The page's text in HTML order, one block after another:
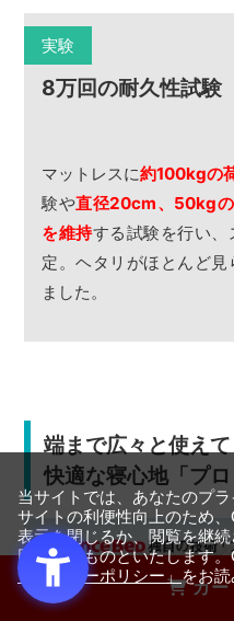
カー
実験
8万回の耐久性試験
マットレスに約100kgの
験や直径20cm、50kg
を維持する試験を行い
定。ヘタリがほとんど
ました。
端まで広々と使え
快適な寝心地「プ
当サイトでは、あなたのプ
サイトの利便性向上のため
表示を閉じるか、閲覧を継
同意するものといたします
ライバシーポリシー」をお読